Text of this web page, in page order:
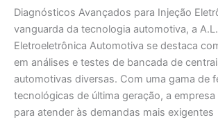
Diagnósticos Avançados para Injeção
vanguarda da tecnologia automotiva, a
Eletroeletrônica Automotiva se destaca
em análises e testes de bancada de
automotivas diversas. Com uma gama de
tecnológicas de última geração, a
para atender às demandas mais exigentes